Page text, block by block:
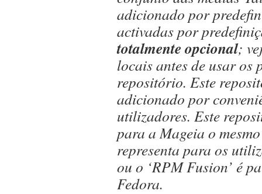
adicionado por
activadas por
totalmente opcional;
locais antes de usar os
repositório. Este
adicionado por
utilizadores. Este
para a Mageia o
representa para os
ou o ‘RPM Fusion’ é
Fedora.